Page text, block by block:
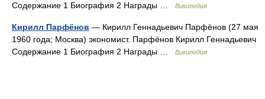
Содержание 1 Биография 2 Награды …
Википедия
Кирилл Парфёнов — Кирилл Геннадьевич Парфёнов (27 мая
1960 года; Москва) экономист. Парфёнов Кирилл Геннадьевич
Содержание 1 Биография 2 Награды …
Википедия